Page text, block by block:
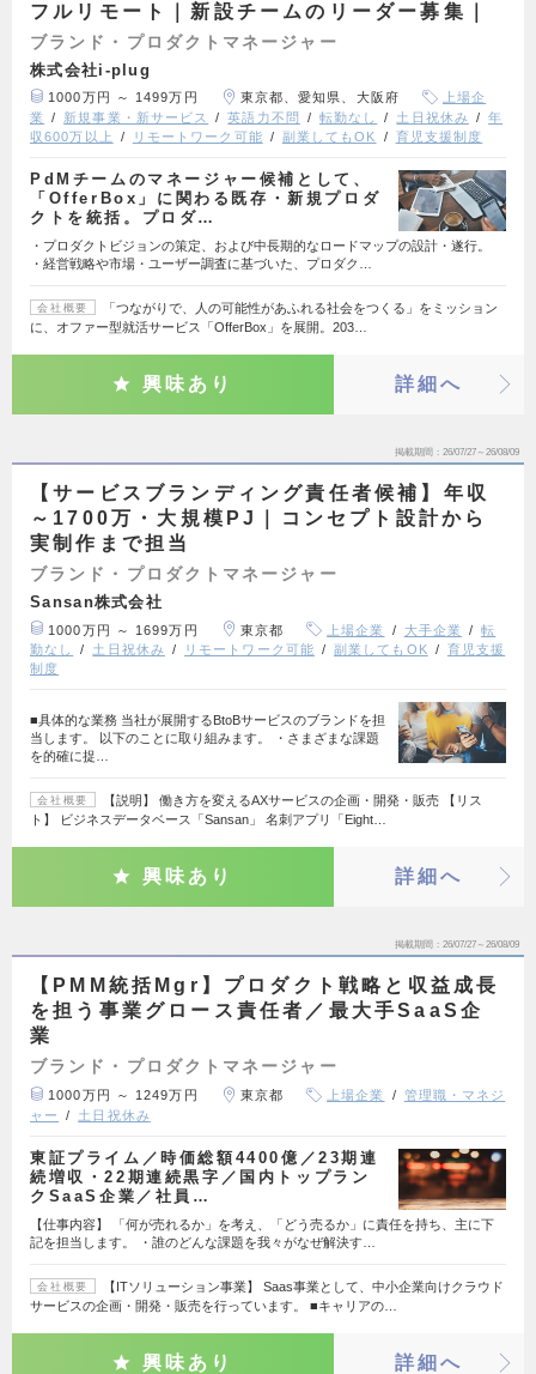
フルリモート｜新設チームのリーダー募集｜
ブランド・プロダクトマネージャー
株式会社i-plug
1000万円 ～ 1499万円 東京都、愛知県、大阪府
上場企
業
新規事業・新サービス 英語力不問 転勤なし 土日祝休み
年
収600万以上
リモートワーク可能 副業してもOK 育児支援制度
PdMチームのマネージャー候補として、
「OfferBox」に関わる既存・新規プロダ
クトを統括。プロダ…
・プロダクトビジョンの策定、および中長期的なロードマップの設計・遂行。
・経営戦略や市場・ユーザー調査に基づいた、プロダク…
会社概要
「つながりで、人の可能性があふれる社会をつくる」をミッション
に、オファー型就活サービス「OfferBox」を展開。203…
興味あり 詳細へ
掲載期間 26/07/27～26/08/09
【サービスブランディング責任者候補】年収
～1700万・大規模PJ｜コンセプト設計から
実制作まで担当
ブランド・プロダクトマネージャー
Sansan株式会社
1000万円 ～ 1699万円 東京都 上場企業 大手企業
転
勤なし
土日祝休み リモートワーク可能 副業してもOK
育児支援
制度
■具体的な業務 当社が展開するBtoBサービスのブランドを担
当します。 以下のことに取り組みます。 ・さまざまな課題
を的確に捉…
会社概要
【説明】 働き方を変えるAXサービスの企画・開発・販売 【リス
ト】 ビジネスデータベース「Sansan」 名刺アプリ「Eight…
興味あり 詳細へ
掲載期間 26/07/27～26/08/09
【PMM統括Mgr】プロダクト戦略と収益成長
を担う事業グロース責任者／最大手SaaS企
業
ブランド・プロダクトマネージャー
1000万円 ～ 1249万円 東京都 上場企業
管理職・マネジ
ャー
土日祝休み
東証プライム／時価総額4400億／23期連
続増収・22期連続黒字／国内トップラン
クSaaS企業／社員…
【仕事内容】 「何が売れるか」を考え、「どう売るか」に責任を持ち、主に下
記を担当します。 ・誰のどんな課題を我々がなぜ解決す…
会社概要
【ITソリューション事業】 Saas事業として、中小企業向けクラウド
サービスの企画・開発・販売を行っています。 ■キャリアの…
興味あり 詳細へ